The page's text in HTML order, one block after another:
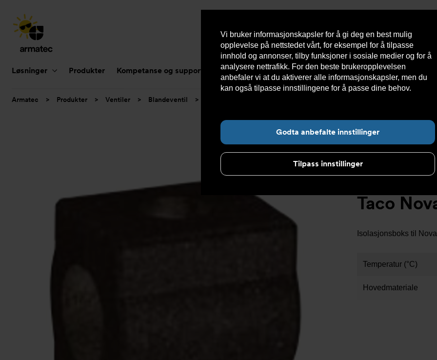
Vi bruker informasjonskapsler for å gi deg en best mulig
opplevelse på nettstedet vårt, for eksempel for å tilpasse
innhold og annonser, tilby funksjoner i sosiale medier og for å
analysere nettrafikk. For den beste brukeropplevelsen
anbefaler vi at du aktiverer alle informasjonskapsler, men du
kan også tilpasse innstillingene for å passe dine behov.
Godta anbefalte innstillinger
Tilpass innstillinger
Løsninger Produkter Kompetanse og support Nyheter Om oss Kontakt oss Nettbutikk Bærekraft
Du
Armatec > Produkter > Ventiler > Blandeventil >
Taco
Isolasjonsboks til
Temperatur (°C)
Hovedmateriale